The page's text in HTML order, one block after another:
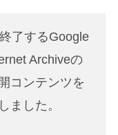
了するGoogle
Archiveの
コンテンツを
ました。